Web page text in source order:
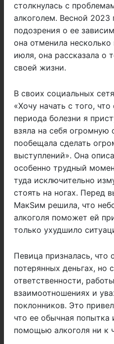
столкнулась с
алкоголем. Весной 2023
подозрения о ее
она отменила
июля, она рассказала о
своей жизни.
В своих социальных
«Хочу начать с того,
периода болезни я
взяла на себя огромную
пообещала сделать
выступлений». Она
особенно трудный
туда исключительно
стоять на ногах. Перед
МакSим решила, что
алкоголя поможет ей
только ухудшило
Певица призналась, что
потерянных деньгах, но
ответственности,
взаимоотношениях и
поклонников. Это
что ее обычная попытка
помощью алкоголя ни к